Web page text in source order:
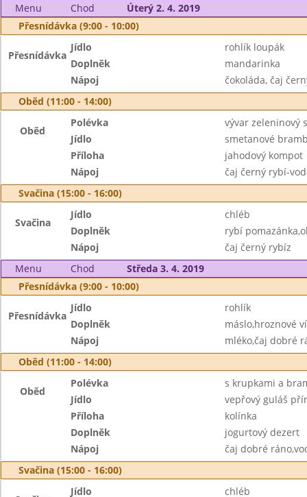
Menu
Chod
Úterý 2. 4. 2019
Přesnídávka (9:00 - 10:00)
Přesnídávka
Jídlo
rohlík loupák
Doplněk
mandarinka
Nápoj
čokoláda, čaj
Oběd (11:00 - 14:00)
Oběd
Polévka
vývar zeleninový
Jídlo
smetanové
Příloha
jahodový kompot
Nápoj
čaj černý rybí-
Svačina (15:00 - 16:00)
Svačina
Jídlo
chléb
Doplněk
rybí
Nápoj
čaj černý rybíz
Menu
Chod
Středa 3. 4. 2019
Přesnídávka (9:00 - 10:00)
Přesnídávka
Jídlo
rohlík
Doplněk
máslo,hroznové
Nápoj
mléko,čaj dobré
Oběd (11:00 - 14:00)
Oběd
Polévka
s krupkami a
Jídlo
vepřový guláš
Příloha
kolínka
Doplněk
jogurtový dezert
Nápoj
čaj dobré
Svačina (15:00 - 16:00)
Jídlo
chléb